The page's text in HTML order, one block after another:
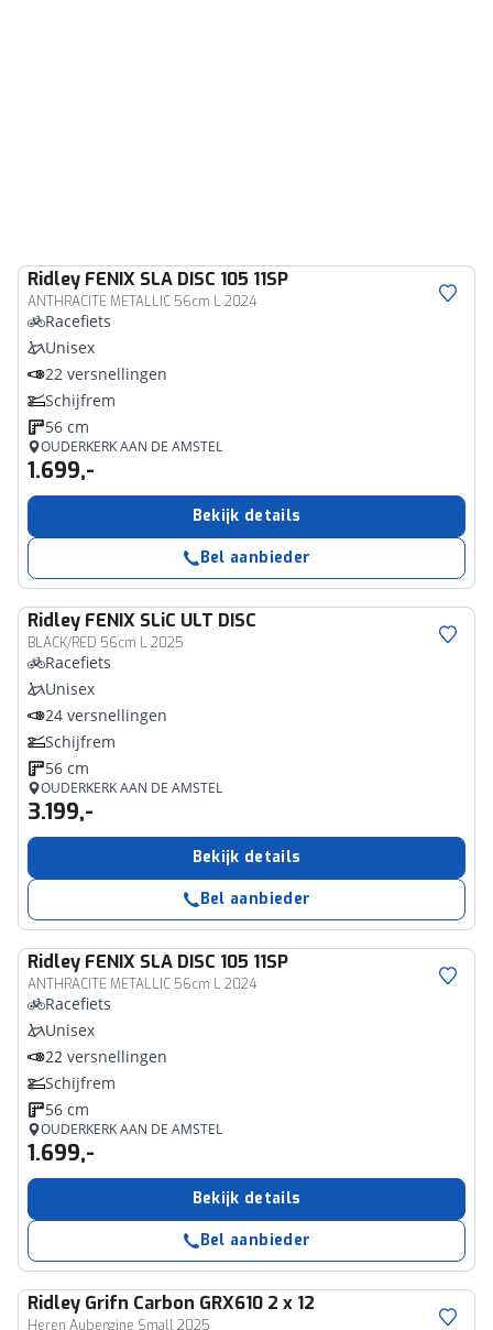
Ridley FENIX SLA DISC 105 11SP
ANTHRACITE METALLIC 56cm L 2024
Racefiets
Unisex
22 versnellingen
Schijfrem
56 cm
OUDERKERK AAN DE AMSTEL
1.699,-
Bekijk details
Bel aanbieder
Ridley FENIX SLiC ULT DISC
BLACK/RED 56cm L 2025
Racefiets
Unisex
24 versnellingen
Schijfrem
56 cm
OUDERKERK AAN DE AMSTEL
3.199,-
Bekijk details
Bel aanbieder
Ridley FENIX SLA DISC 105 11SP
ANTHRACITE METALLIC 56cm L 2024
Racefiets
Unisex
22 versnellingen
Schijfrem
56 cm
OUDERKERK AAN DE AMSTEL
1.699,-
Bekijk details
Bel aanbieder
Ridley Grifn Carbon GRX610 2 x 12
Heren Aubergine Small 2025